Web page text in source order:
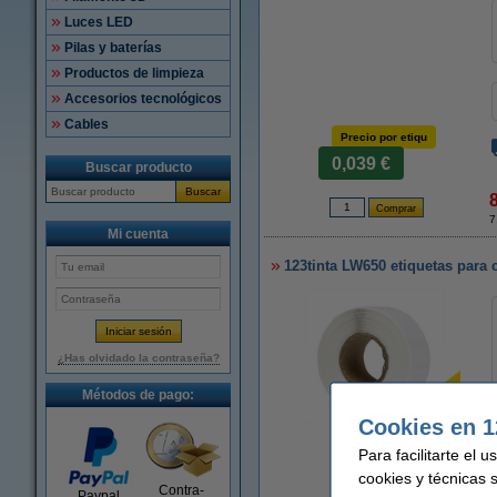
Luces LED
Pilas y baterías
Productos de limpieza
Accesorios tecnológicos
Cables
Buscar producto
Buscar
Mi cuenta
¿Has olvidado la contraseña?
Métodos de pago:
Contra-
Precio por etiqu
0,039 €
123tinta LW650 etiquetas
Ampliar
Cookies en
Para facilitarte el
cookies y técnicas